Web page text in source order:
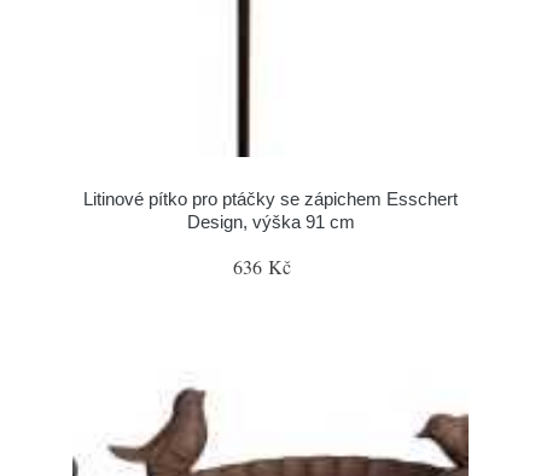
Litinové pítko pro ptáčky se zápichem Esschert
Design, výška 91 cm
636 Kč